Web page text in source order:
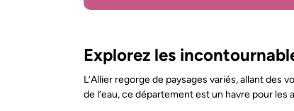
Explorez les
L’Allier regorge de paysages variés, allant
de l’eau, ce département est un havre pour les